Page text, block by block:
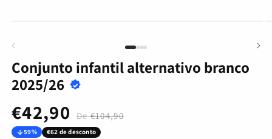
Conjunto infantil alternativo branco
2025/26
Preço normal
€104,90
Preço de saldo
€42,90
59% €62 de desconto